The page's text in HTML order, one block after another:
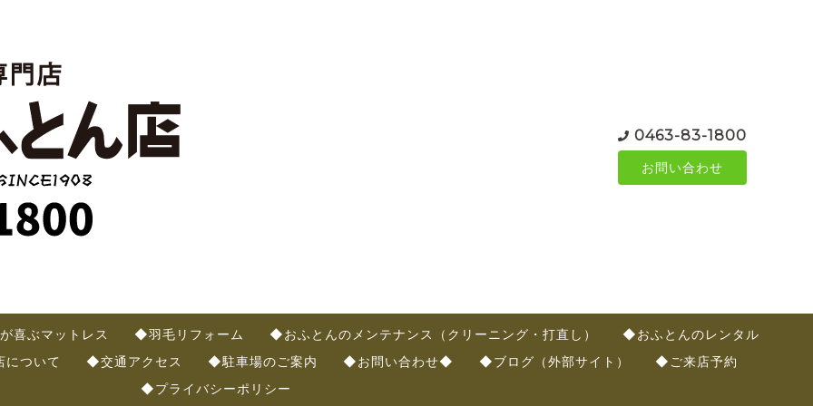
0463-83-1800
お問い合わせ
喜ぶマットレス ◆羽毛リフォーム ◆おふとんのメンテナンス（クリーニング・打直し）
◆おふとんのレンタル
ついて
◆交通アクセス ◆駐車場のご案内 ◆お問い合わせ◆ ◆ブログ（外部サイト）
◆ご来店予約
◆プライバシーポリシー